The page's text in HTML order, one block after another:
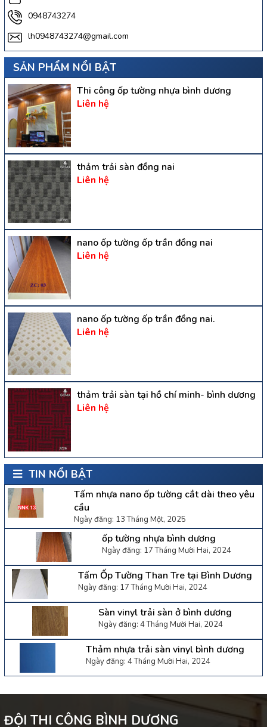
0948743274
lh0948743274@gmail.com
SẢN PHẨM NỔI BẬT
Thi công ốp tường nhựa bình dương
Liên hệ
thảm trải sàn đồng nai
Liên hệ
nano ốp tường ốp trần đồng nai
Liên hệ
nano ốp tường ốp trần đồng nai.
Liên hệ
thảm trải sàn tại hồ chí minh- bình dương
Liên hệ
TIN NỔI BẬT
Tấm nhựa nano ốp tường cắt dài theo yêu
cầu
Ngày đăng: 13 Tháng Một, 2025
ốp tường nhựa bình dương
Ngày đăng: 17 Tháng Mười Hai, 2024
Tấm Ốp Tường Than Tre tại Bình Dương
Ngày đăng: 17 Tháng Mười Hai, 2024
Sàn vinyl trải sàn ở bình dương
Ngày đăng: 4 Tháng Mười Hai, 2024
Thảm nhựa trải sàn vinyl bình dương
Ngày đăng: 4 Tháng Mười Hai, 2024
ĐỘI THI CÔNG BÌNH DƯƠNG